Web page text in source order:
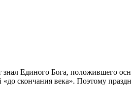
Единого Бога, положившего
скончания века». Поэтому